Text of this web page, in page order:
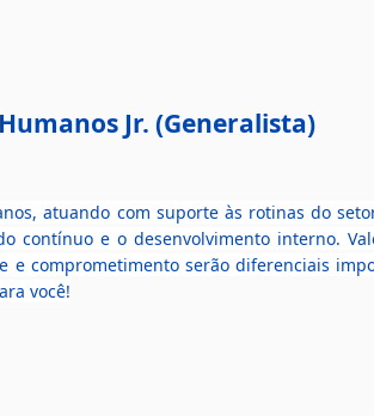
Jr. (Generalista)
atuando com suporte às rotinas do
e o desenvolvimento interno.
comprometimento serão diferenciais
você!